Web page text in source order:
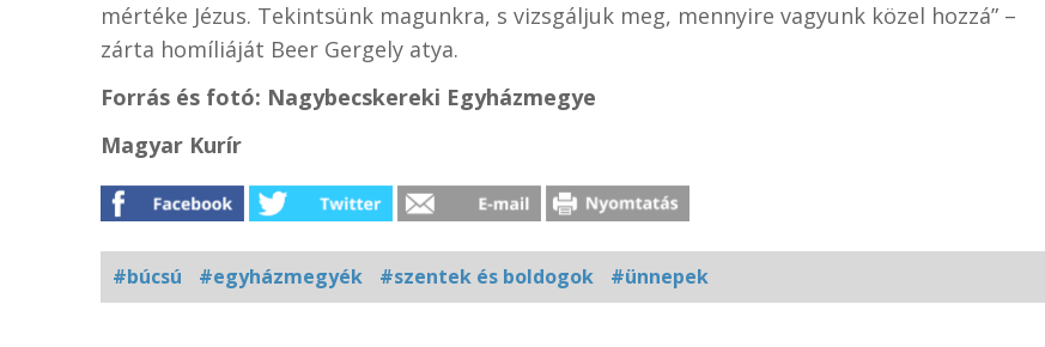
mértéke Jézus. Tekintsünk magunkra, s vizsgáljuk meg, mennyire vagyunk közel hozzá” –
zárta homíliáját Beer Gergely atya.
Forrás és fotó: Nagybecskereki Egyházmegye
Magyar Kurír
#búcsú #egyházmegyék #szentek és boldogok #ünnepek